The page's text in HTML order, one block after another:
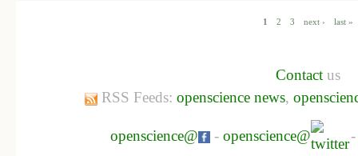
1 2 3 next › last »
Contactus
RSS Feeds: openscience news,
openscience@ - openscience@